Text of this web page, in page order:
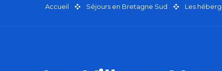
Accueil Séjours en Bretagne Sud Les